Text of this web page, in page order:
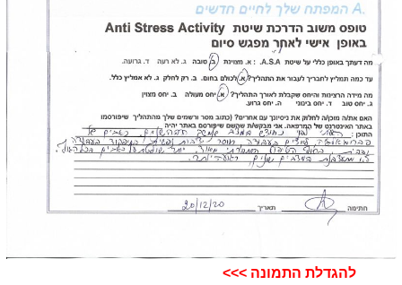
להגדלת התמונה >>>​